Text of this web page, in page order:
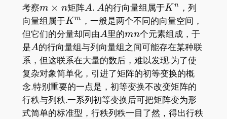
考察m\times
n
m × n矩阵A.\,
A
A. A的行向量组属于K^n
K n
，列
向量组属于K^m
Km
，一般是两个不同的向量空间，
但它们的分量却同由A
A里的mn
mn个元素组成，于
是A
A的行向量组与列向量组之间可能存在某种联
系，但这联系在大量的数后，难以发现.为了使
复杂对象简单化，引进了矩阵的初等变换的概
念.特别重要的一点是，初等变换不改变矩阵的
行秩与列秩.一系列初等变换后可把矩阵变为形
式简单的标准型，行秩列秩一目了然，得出行秩